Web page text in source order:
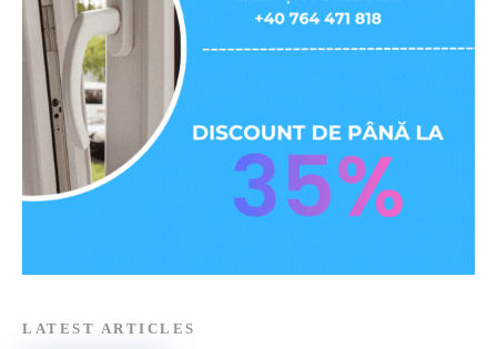
LATEST ARTICLES